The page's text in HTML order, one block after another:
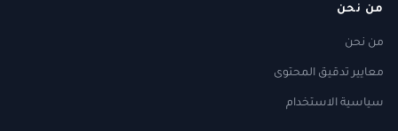
من نحن
من نحن
معايير تدقيق المحتوى
سياسية الاستخدام